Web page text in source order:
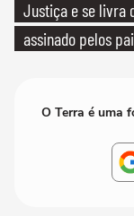
Justiça e se livra
assinado pelos
O Terra é uma